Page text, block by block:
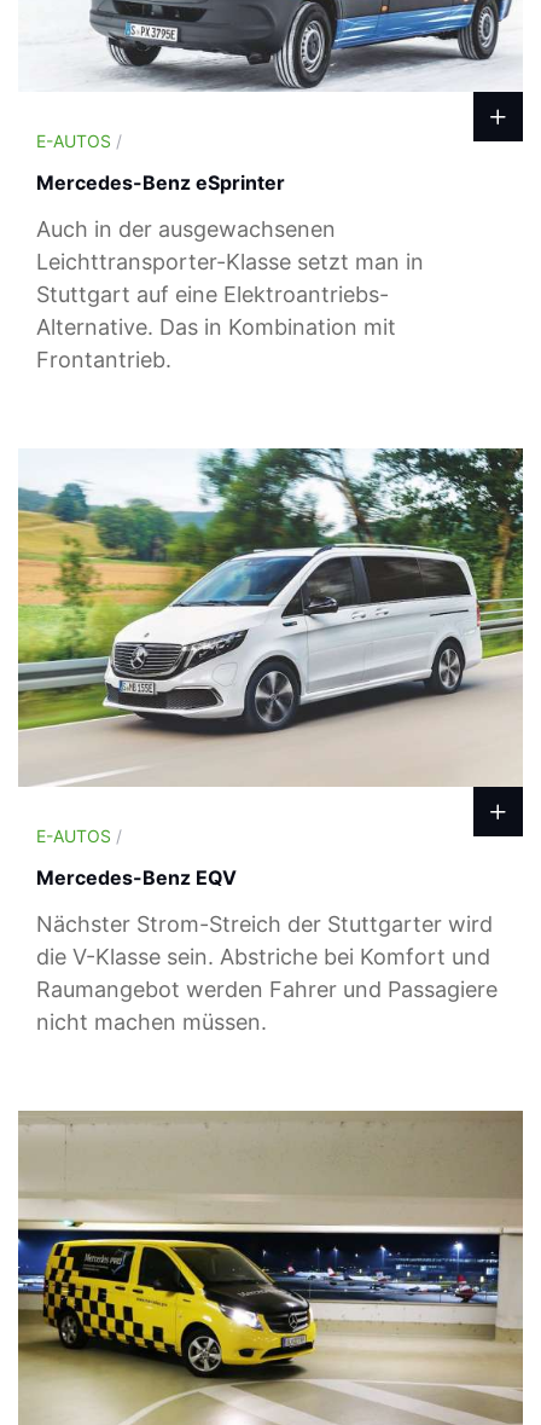
E-AUTOS /
Mercedes-Benz eSprinter
Auch in der ausgewachsenen
Leichttransporter-Klasse setzt man in
Stuttgart auf eine Elektroantriebs-
Alternative. Das in Kombination mit
Frontantrieb.
E-AUTOS /
Mercedes-Benz EQV
Nächster Strom-Streich der Stuttgarter wird
die V-Klasse sein. Abstriche bei Komfort und
Raumangebot werden Fahrer und Passagiere
nicht machen müssen.